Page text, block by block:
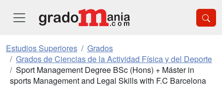
Estudios Superiores
Grados
Grados de Ciencias de la Actividad Física y del Deporte
Sport Management Degree BSc (Hons) + Máster in
sports Management and Legal Skills with F.C Barcelona